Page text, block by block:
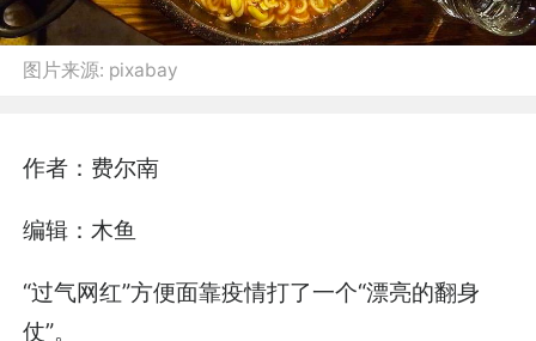
图片来源: pixabay
作者： 费尔南
编辑：木鱼
“过气网红”方便面靠疫情打了一个“漂亮的翻身
仗”。